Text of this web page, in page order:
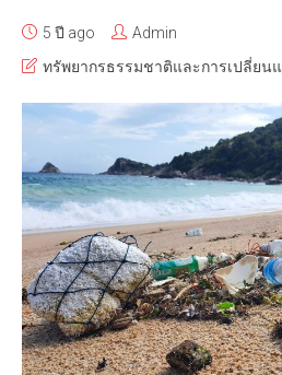
5 ปี ago
Admin
ทรัพยากรธรรมชาติและการเปลี่ยน